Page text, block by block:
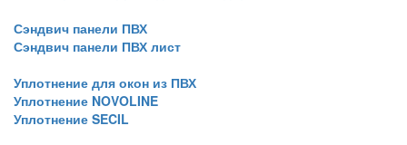
Сэндвич панели ПВХ
Сэндвич панели ПВХ лист
Уплотнение для окон из ПВХ
Уплотнение NOVOLINE
Уплотнение SECIL